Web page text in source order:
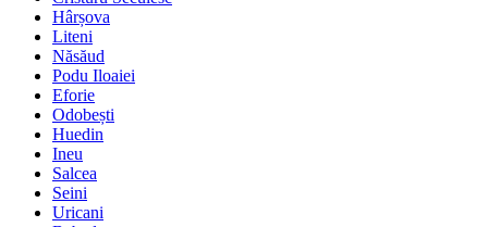
Hârșova
Liteni
Năsăud
Podu Iloaiei
Eforie
Odobești
Huedin
Ineu
Salcea
Seini
Uricani